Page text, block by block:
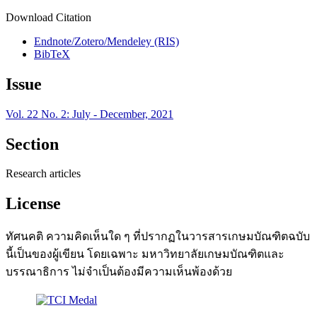
Download Citation
Endnote/Zotero/Mendeley (RIS)
BibTeX
Issue
Vol. 22 No. 2: July - December, 2021
Section
Research articles
License
ทัศนคติ ความคิดเห็นใด ๆ ที่ปรากฏในวารสารเกษมบัณฑิตฉบับ
นี้เป็นของผู้เขียน โดยเฉพาะ มหาวิทยาลัยเกษมบัณฑิตและ
บรรณาธิการ ไม่จำเป็นต้องมีความเห็นพ้องด้วย